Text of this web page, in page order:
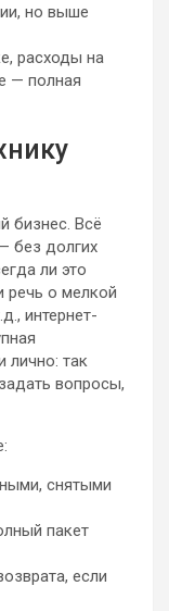
но выше
расходы на
— полная
бизнес. Всё
без долгих
ли это
речь о мелкой
интернет-
лично: так
вопросы,
снятыми
пакет
если